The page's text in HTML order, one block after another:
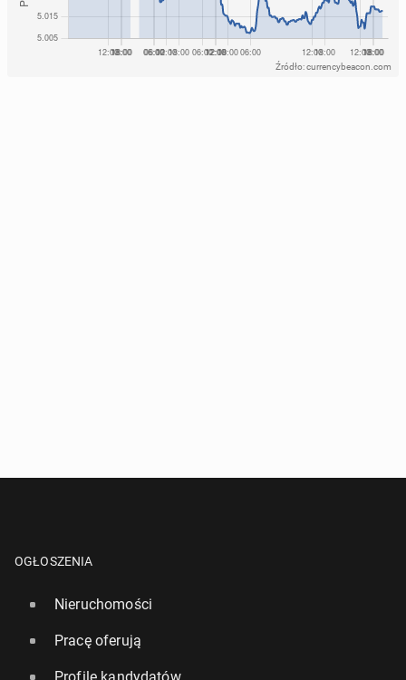
Źródło: currencybeacon.com
OGŁOSZENIA
Nieruchomości
Pracę oferują
Profile kandydatów